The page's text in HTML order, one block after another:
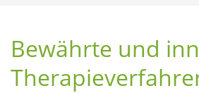
Bewährte und